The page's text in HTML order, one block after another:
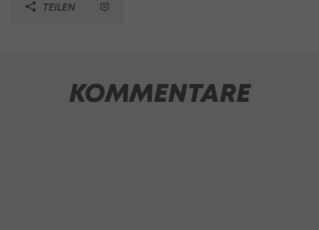
TEILEN
KOMMENTARE